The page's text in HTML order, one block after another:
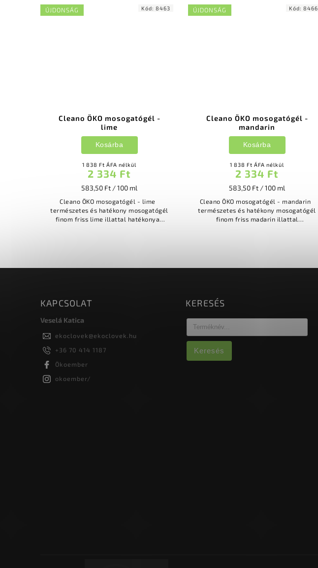
ÚJDONSÁG
Cleano ÖKO mosogatógél -
lime
1 838 Ft ÁFA nélkül
2 334 Ft
583,50 Ft / 100 ml
Kosárba
Cleano ÖKO mosogatógél - lime
természetes és hatékony mosogatógél
finom friss lime illattal hatékonyan
Kód: 8463 ÚJDONSÁG
Cleano ÖKO mosogatógél -
mandarin
1 838 Ft ÁFA nélkül
2 334 Ft
583,50 Ft / 100 ml
Kosárba
Cleano ÖKO mosogatógél - mandarin
természetes és hatékony mosogatógél
finom friss madarin illattal
Kód: 8466
KAPCSOLAT
Veselá Katica
ekoclovek@ekoclovek.hu
+36 70 414 1187
Ökoember
okoember/
KERESÉS
Keresés